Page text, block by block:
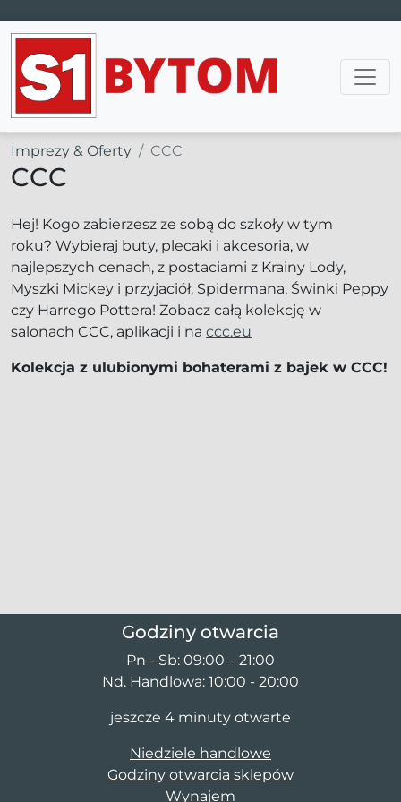
Main Navigation
Imprezy & Oferty CCC
CCC
Hej! Kogo zabierzesz ze sobą do szkoły w tym
roku? Wybieraj buty, plecaki i akcesoria, w
najlepszych cenach, z postaciami z Krainy Lody,
Myszki Mickey i przyjaciół, Spidermana, Świnki Peppy
czy Harrego Pottera! Zobacz całą kolekcję w
salonach CCC, aplikacji i na ccc.eu
Kolekcja z ulubionymi bohaterami z bajek w CCC!
Godziny otwarcia
Pn - Sb: 09:00 – 21:00
Nd. Handlowa: 10:00 - 20:00
jeszcze 4 minuty otwarte
Niedziele handlowe
Godziny otwarcia sklepów
Wynajem